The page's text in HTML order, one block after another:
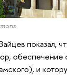
показал,
обеспечение
и